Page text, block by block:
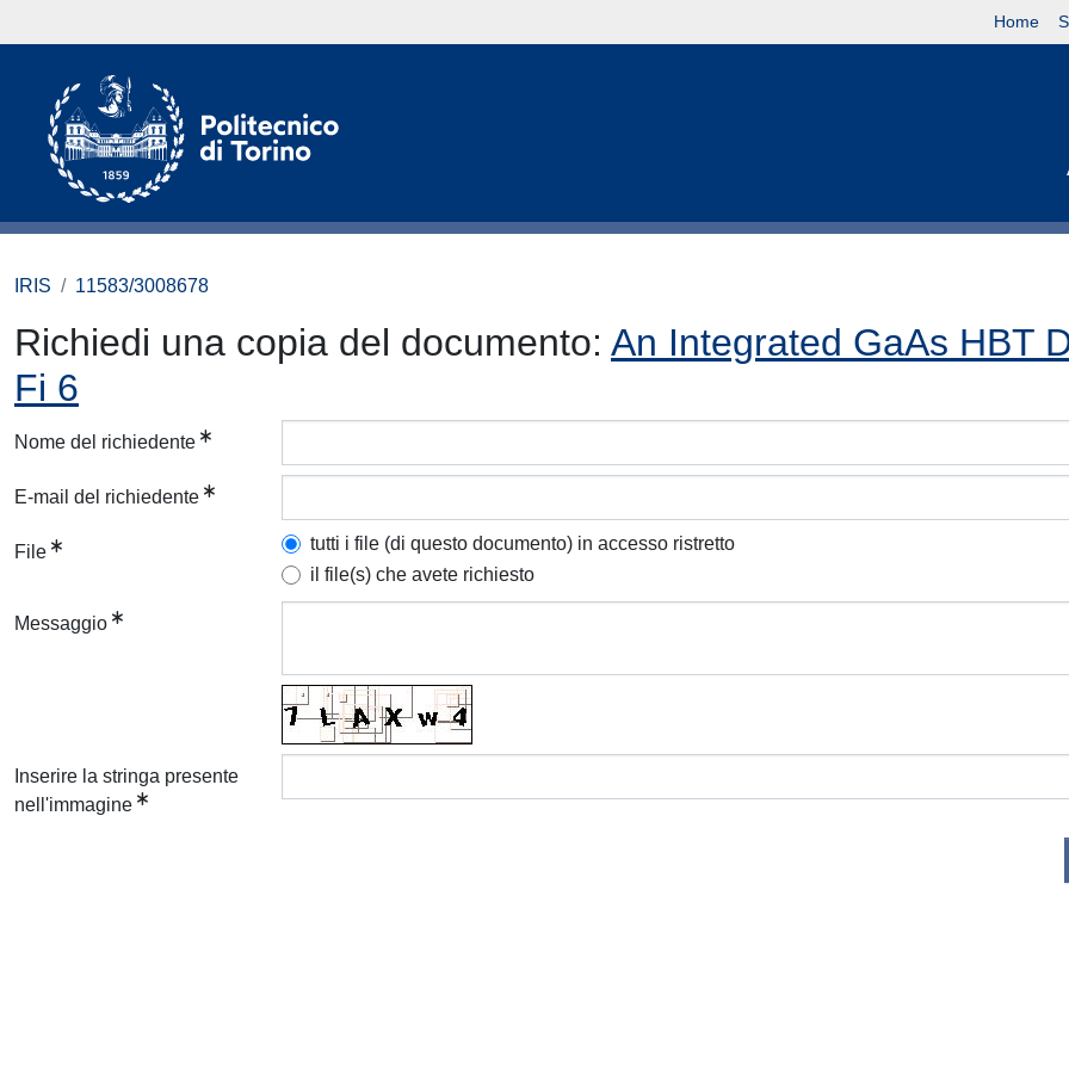
Home
IRIS 11583/3008678
Richiedi una copia del documento: An Integrated GaAs HBT
Fi 6
Nome del richiedente
E-mail del richiedente
File
tutti i file (di questo documento) in accesso ristretto
il file(s) che avete richiesto
Messaggio
Inserire la stringa presente
nell'immagine